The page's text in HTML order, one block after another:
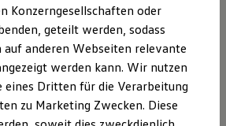
Kosten der Elektrofahrzeuge
für Privatkunden
für Gewerbekunden
Fahren
Buzz
Beratung
Konzerngesellschaften oder
geteilt werden, sodass
auf anderen Webseiten relevante
werden kann. Wir nutzen
eines Dritten für die Verarbeitung
zu Marketing Zwecken. Diese